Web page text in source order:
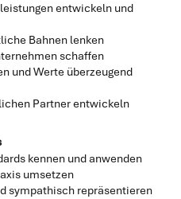
entwickeln und
Bahnen lenken
schaffen
und Werte überzeugend
Partner entwickeln
kennen und anwenden
umsetzen
sympathisch repräsentieren